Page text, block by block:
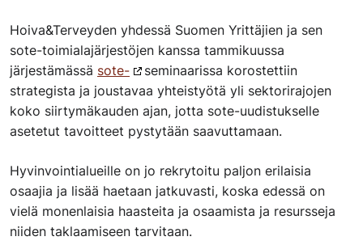
Hoiva&Terveyden yhdessä Suomen Yrittäjien ja sen
sote-toimialajärjestöjen kanssa tammikuussa
järjestämässä sote- seminaarissa korostettiin
strategista ja joustavaa yhteistyötä yli sektorirajojen
koko siirtymäkauden ajan, jotta sote-uudistukselle
asetetut tavoitteet pystytään saavuttamaan.
Hyvinvointialueille on jo rekrytoitu paljon erilaisia
osaajia ja lisää haetaan jatkuvasti, koska edessä on
vielä monenlaisia haasteita ja osaamista ja resursseja
niiden taklaamiseen tarvitaan.